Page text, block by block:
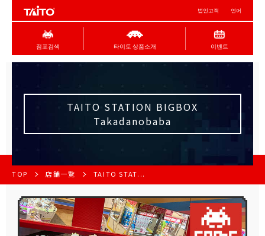
법인고객 언어
점포검색 타이토 상품소개 이벤트
TAITO STATION BIGBOX
Takadanobaba
TOP 店舗一覧 TAITO STAT...